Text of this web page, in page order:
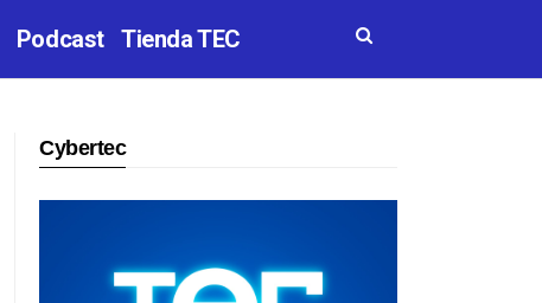
Podcast Tienda TEC
Cybertec